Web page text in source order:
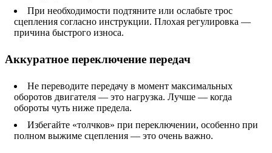
При необходимости подтяните или ослабьте трос
сцепления согласно инструкции. Плохая регулировка —
причина быстрого износа.
Аккуратное переключение передач
Не переводите передачу в момент максимальных
оборотов двигателя — это нагрузка. Лучше — когда
обороты чуть ниже предела.
Избегайте «толчков» при переключении, особенно при
полном выжиме сцепления — это очень важно.